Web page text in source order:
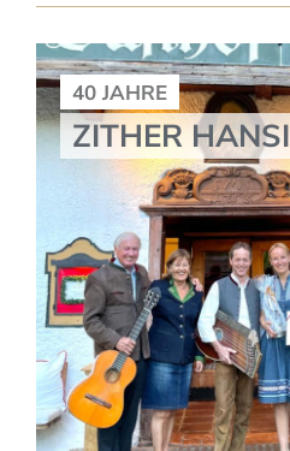
40 JAHRE
ZITHER HANSI